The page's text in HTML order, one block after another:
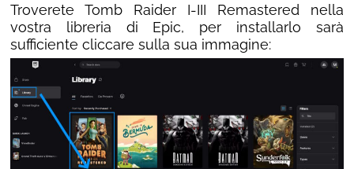
Troverete Tomb Raider I-III Remastered nella
vostra libreria di Epic, per installarlo sarà
sufficiente cliccare sulla sua immagine: